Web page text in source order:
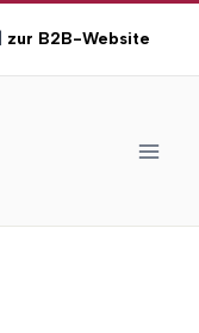
zur B2B-Website